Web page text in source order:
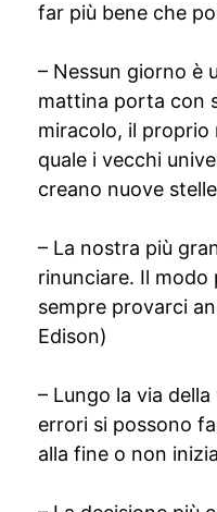
far più bene che
– Nessun giorno è
mattina porta con
miracolo, il proprio
quale i vecchi
creano nuove
– La nostra più
rinunciare. Il modo
sempre provarci
Edison)
– Lungo la via
errori si possono
alla fine o non